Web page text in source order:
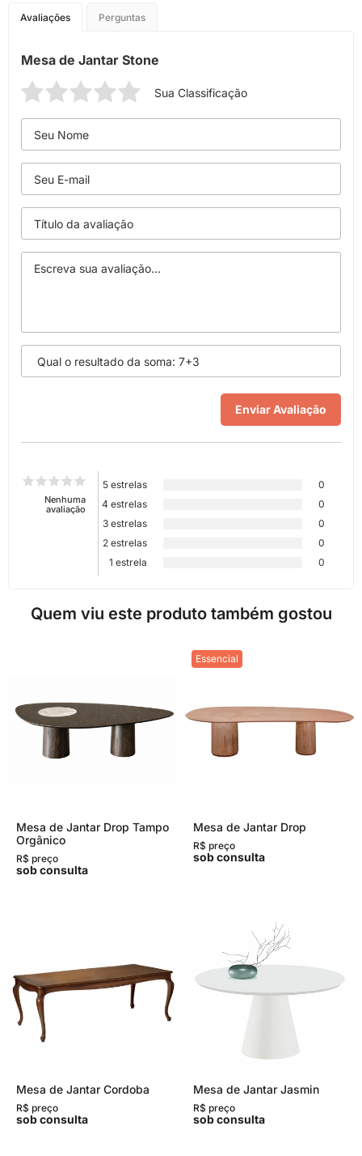
Avaliações Perguntas
Mesa de Jantar Stone
Sua Classificação
Nenhuma
avaliação
5 estrelas
0
4 estrelas
0
3 estrelas
0
2 estrelas
0
1 estrela
0
Quem viu este produto também gostou
Mesa de Jantar Drop Tampo
Orgânico
R$ preço
sob consulta
Essencial
Mesa de Jantar Drop
R$ preço
sob consulta
Mesa de Jantar Cordoba
R$ preço
sob consulta
Mesa de Jantar Jasmin
R$ preço
sob consulta